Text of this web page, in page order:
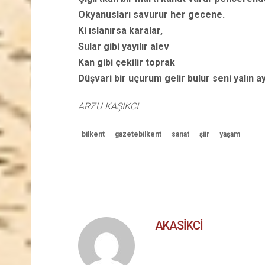
Okyanusları savurur her gecene.
Ki ıslanırsa karalar,
Sular gibi yayılır alev
Kan gibi çekilir toprak
Düşvari bir uçurum gelir bulur seni yalın
ARZU KAŞIKCI
bilkent gazetebilkent sanat şiir yaşam
AKASIKCI